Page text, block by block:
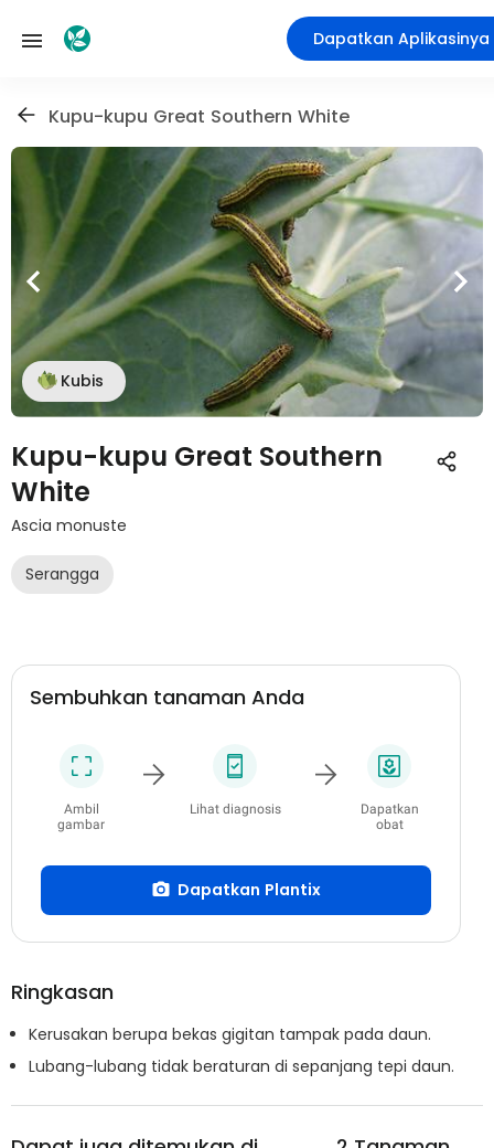
Dapatkan Aplikasinya
Kupu-kupu Great Southern White
Kubis
Kupu-kupu Great Southern
White
Ascia monuste
Serangga
Sembuhkan tanaman Anda
Ambil
gambar
Lihat diagnosis
Dapatkan
obat
Dapatkan Plantix
Ringkasan
Kerusakan berupa bekas gigitan tampak pada daun.
Lubang-lubang tidak beraturan di sepanjang tepi daun.